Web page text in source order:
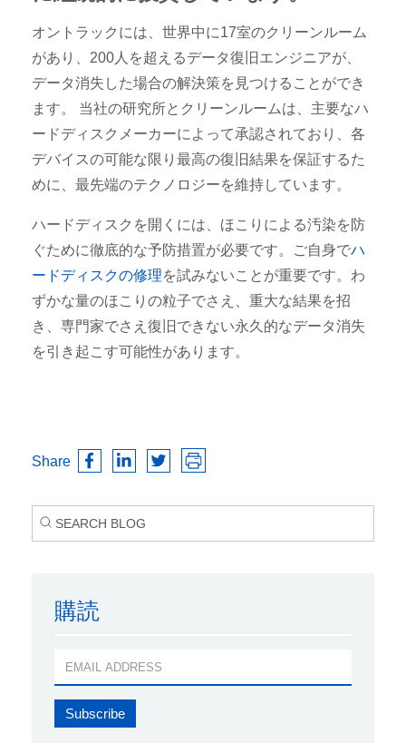
オントラックには、世界中に17室のクリーンルーム
があり、200人を超えるデータ復旧エンジニアが、
データ消失した場合の解決策を見つけることができ
ます。 当社の研究所とクリーンルームは、主要なハ
ードディスクメーカーによって承認されており、各
デバイスの可能な限り最高の復旧結果を保証するた
めに、最先端のテクノロジーを維持しています。
ハードディスクを開くには、ほこりによる汚染を防
ぐために徹底的な予防措置が必要です。ご自身でハ
ードディスクの修理を試みないことが重要です。わ
ずかな量のほこりの粒子でさえ、重大な結果を招
き、専門家でさえ復旧できない永久的なデータ消失
を引き起こす可能性があります。
Share
購読